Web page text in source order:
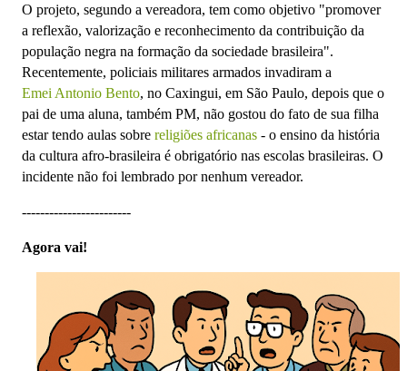
O projeto, segundo a vereadora, tem como objetivo "promover
a reflexão, valorização e reconhecimento da contribuição da
população negra na formação da sociedade brasileira".
Recentemente, policiais militares armados invadiram a
Emei Antonio Bento, no Caxingui, em São Paulo, depois que o
pai de uma aluna, também PM, não gostou do fato de sua filha
estar tendo aulas sobre religiões africanas - o ensino da história
da cultura afro-brasileira é obrigatório nas escolas brasileiras. O
incidente não foi lembrado por nenhum vereador.
------------------------
Agora vai!